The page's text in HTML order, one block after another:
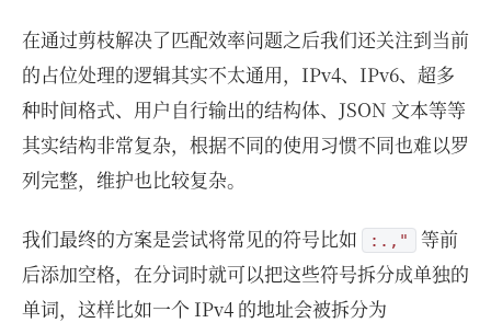
在通过剪枝解决了匹配效率问题之后我们还关注到当前
的占位处理的逻辑其实不太通用，IPv4、IPv6、超多
种时间格式、用户自行输出的结构体、JSON 文本等等
其实结构非常复杂，根据不同的使用习惯不同也难以罗
列完整，维护也比较复杂。
我们最终的方案是尝试将常见的符号比如 :.,"
等前
后添加空格，在分词时就可以把这些符号拆分成单独的
单词，这样比如一个 IPv4 的地址会被拆分为